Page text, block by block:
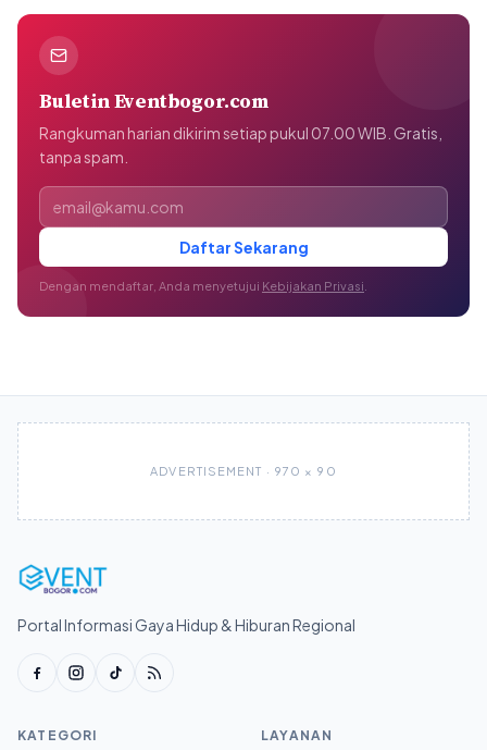
Buletin Eventbogor.com
Rangkuman harian dikirim setiap pukul 07.00 WIB. Gratis,
tanpa spam.
Alamat email
Daftar Sekarang
Dengan mendaftar, Anda menyetujui Kebijakan Privasi
ADVERTISEMENT · 970 × 90
Portal Informasi Gaya Hidup & Hiburan Regional
KATEGORI LAYANAN